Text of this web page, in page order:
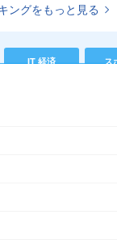
ングをもっと見る
IT 経済 ス